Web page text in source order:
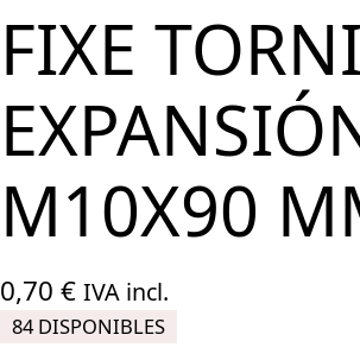
FIXE
M10X90
0,70 € IVA incl.
84 DISPONIBLES